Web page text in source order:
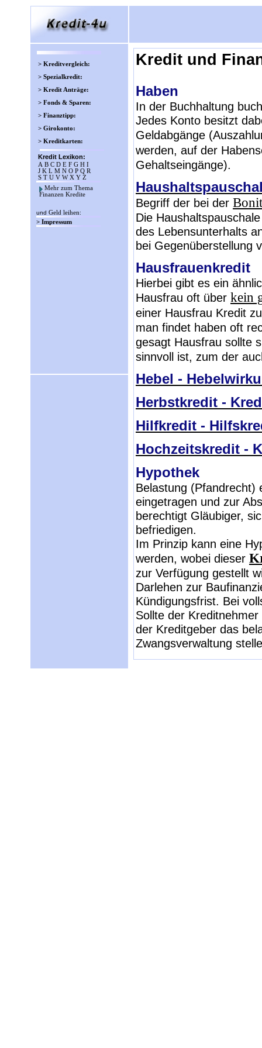
> Kreditvergleich:
> Spezialkredit:
> Kredit Anträge:
> Fonds & Sparen:
> Finanztipp:
> Girokonto:
> Kreditkarten:
Kredit Lexikon:
A B C D E F G H I
J K L M N O P Q R
S T U V WX Y Z
Mehr zum Thema
Finanzen Kredite
und Geld leihen:
> Impressum
Kredit und
Haben
In der Buchhaltung
Jedes Konto besitzt
Geldabgänge
werden, auf der
Gehaltseingänge).
Begriff der bei der
Die
des Lebensunterhalts
bei Gegenüberstellung
Hausfrauenkredit
Hierbei gibt es ein
Hausfrau oft über kein
einer Hausfrau Kredit
man findet haben oft
gesagt Hausfrau sollte
sinnvoll ist, zum der
Hebel -
Herbstkredit -
Hilfkredit -
Hochzeitskredit -
Hypothek
Belastung (Pfandrecht)
eingetragen und zur
berechtigt Gläubiger,
befriedigen.
Im Prinzip kann eine
werden, wobei dieser
zur Verfügung gestellt
Darlehen zur
Kündigungsfrist. Bei
Sollte der
der Kreditgeber das
Zwangsverwaltung